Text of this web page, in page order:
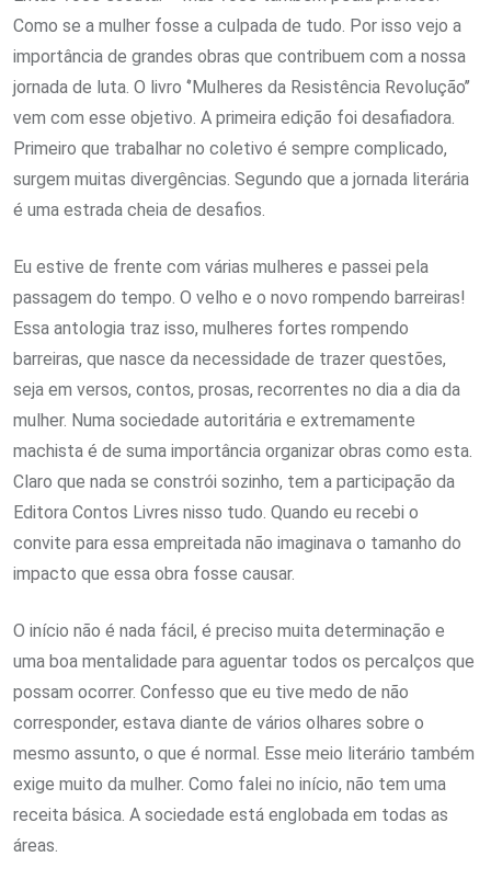
Como se a mulher fosse a culpada de tudo. Por isso vejo a
importância de grandes obras que contribuem com a nossa
jornada de luta. O livro ‘’Mulheres da Resistência Revolução’’
vem com esse objetivo. A primeira edição foi desafiadora.
Primeiro que trabalhar no coletivo é sempre complicado,
surgem muitas divergências. Segundo que a jornada literária
é uma estrada cheia de desafios.
Eu estive de frente com várias mulheres e passei pela
passagem do tempo. O velho e o novo rompendo barreiras!
Essa antologia traz isso, mulheres fortes rompendo
barreiras, que nasce da necessidade de trazer questões,
seja em versos, contos, prosas, recorrentes no dia a dia da
mulher. Numa sociedade autoritária e extremamente
machista é de suma importância organizar obras como esta.
Claro que nada se constrói sozinho, tem a participação da
Editora Contos Livres nisso tudo. Quando eu recebi o
convite para essa empreitada não imaginava o tamanho do
impacto que essa obra fosse causar.
O início não é nada fácil, é preciso muita determinação e
uma boa mentalidade para aguentar todos os percalços que
possam ocorrer. Confesso que eu tive medo de não
corresponder, estava diante de vários olhares sobre o
mesmo assunto, o que é normal. Esse meio literário também
exige muito da mulher. Como falei no início, não tem uma
receita básica. A sociedade está englobada em todas as
áreas.